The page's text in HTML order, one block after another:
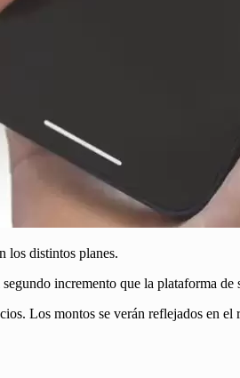
los distintos planes.
incremento que la plataforma
Los montos se verán reflejados en el